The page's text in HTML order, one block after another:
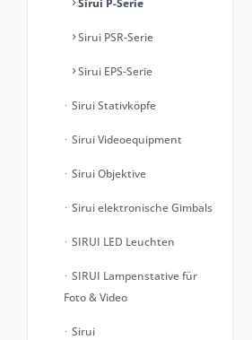
Sirui P-Serie
Sirui PSR-Serie
Sirui EPS-Serie
Sirui Stativköpfe
Sirui Videoequipment
Sirui Objektive
Sirui elektronische Gimbals
SIRUI LED Leuchten
SIRUI Lampenstative für
Foto & Video
Sirui